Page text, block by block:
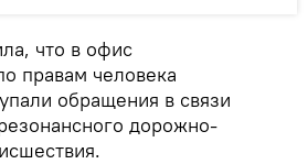
что в офис
правам человека
обращения в связи
дорожно-